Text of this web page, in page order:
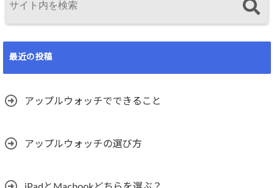
最近の投稿
アップルウォッチでできること
アップルウォッチの選び方